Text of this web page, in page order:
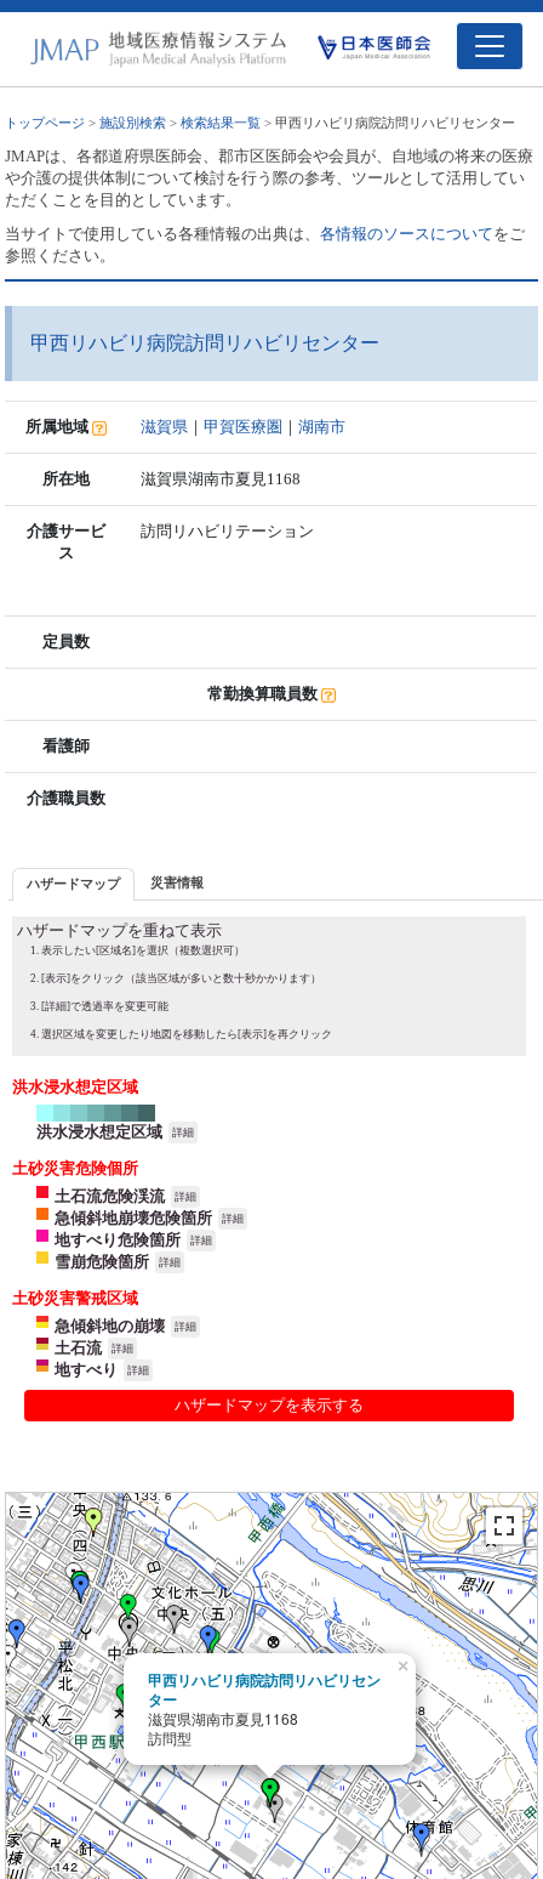
トップページ >施設別検索 >検索結果一覧 > 甲西リハビリ病院訪問リハビリセンター
JMAPは、各都道府県医師会、郡市区医師会や会員が、自地域の将来の医療
や介護の提供体制について検討を行う際の参考、ツールとして活用してい
ただくことを目的としています。
当サイトで使用している各種情報の出典は、各情報のソースについてをご
参照ください。
甲西リハビリ病院訪問リハビリセンター
所属地域 滋賀県 ｜甲賀医療圏 ｜湖南市
所在地 滋賀県湖南市夏見1168
介護サービ
ス
訪問リハビリテーション
定員数
常勤換算職員数
看護師
介護職員数
ハザードマップ 災害情報
ハザードマップを重ねて表示
表示したい[区域名]を選択（複数選択可）
[表示]をクリック（該当区域が多いと数十秒かかります）
[詳細]で透過率を変更可能
選択区域を変更したり地図を移動したら[表示]を再クリック
洪水浸水想定区域
洪水浸水想定区域 詳細
土砂災害危険個所
土石流危険渓流
詳細
急傾斜地崩壊危険箇所 詳細
地すべり危険箇所 詳細
雪崩危険箇所 詳細
土砂災害警戒区域
急傾斜地の崩壊
詳細
土石流 詳細
地すべり 詳細
ハザードマップを表示する
甲西リハビリ病院訪問リハビリセン
ター
滋賀県湖南市夏見1168
訪問型
×